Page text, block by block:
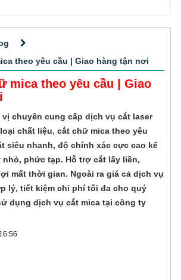
xác với vật liệu vô cùng đa dạng cho
công các loại biển quảng cáo tấm lớn
cáo ngoài trời hiện đang là một hình
quảng cáo phổ biến tại Việt Nam cũng
vời cho thương hiệu. Việc lựa chọn đơn
thi công quảng cáo ngoài trời chuyên
uy tín, giá tốt
công bảng hiệu alu phổ biến
bạn cũng muốn tìm hiểu thêm về dịch
thi công bảng hiệu alu thì đừng bỏ qua bài
này nhé!
vị thầu thiết kế thi công bảng hiệu
ty Quảng cáo Sài Gòn CPA
thiết kế thi công bảng hiệu quảng
cho mọi khách hàng trên toàn quốc. Sản
bạt, bảng hiệu đèn led, bảng hiệu chữ nổi,
theo yêu cầu | Giao hàng tận nơi
mica theo yêu cầu | Giao
chuyên cung cấp dịch vụ cắt laser
chất liệu, cắt chữ mica theo yêu
siêu nhanh, độ chính xác cực cao kể
phức tạp. Hỗ trợ cắt lấy liền,
mất thời gian. Ngoài ra giá cả dịch vụ
lý, tiết kiệm chi phí tối đa cho quý
dụng dịch vụ cắt mica tại công ty
16:56